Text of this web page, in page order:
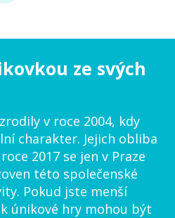
ze svých
v roce 2004, kdy
charakter. Jejich obliba
2017 se jen v Praze
této společenské
Pokud jste menší
únikové hry mohou být